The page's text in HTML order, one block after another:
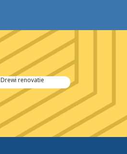
Drewi renovatie